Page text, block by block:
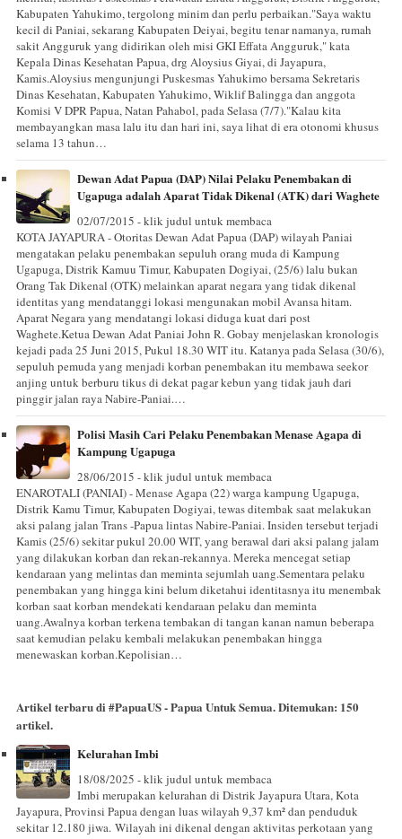
Kabupaten Yahukimo, tergolong minim dan perlu perbaikan."Saya waktu
kecil di Paniai, sekarang Kabupaten Deiyai, begitu tenar namanya, rumah
sakit Angguruk yang didirikan oleh misi GKI Effata Angguruk," kata
Kepala Dinas Kesehatan Papua, drg Aloysius Giyai, di Jayapura,
Kamis.Aloysius mengunjungi Puskesmas Yahukimo bersama Sekretaris
Dinas Kesehatan, Kabupaten Yahukimo, Wiklif Balingga dan anggota
Komisi V DPR Papua, Natan Pahabol, pada Selasa (7/7)."Kalau kita
membayangkan masa lalu itu dan hari ini, saya lihat di era otonomi khusus
selama 13 tahun…
Dewan Adat Papua (DAP) Nilai Pelaku Penembakan di
Ugapuga adalah Aparat Tidak Dikenal (ATK) dari Waghete
02/07/2015 - klik judul untuk membaca
KOTA JAYAPURA - Otoritas Dewan Adat Papua (DAP) wilayah Paniai
mengatakan pelaku penembakan sepuluh orang muda di Kampung
Ugapuga, Distrik Kamuu Timur, Kabupaten Dogiyai, (25/6) lalu bukan
Orang Tak Dikenal (OTK) melainkan aparat negara yang tidak dikenal
identitas yang mendatanggi lokasi mengunakan mobil Avansa hitam.
Aparat Negara yang mendatangi lokasi diduga kuat dari post
Waghete.Ketua Dewan Adat Paniai John R. Gobay menjelaskan kronologis
kejadi pada 25 Juni 2015, Pukul 18.30 WIT itu. Katanya pada Selasa (30/6),
sepuluh pemuda yang menjadi korban penembakan itu membawa seekor
anjing untuk berburu tikus di dekat pagar kebun yang tidak jauh dari
pinggir jalan raya Nabire-Paniai.…
Polisi Masih Cari Pelaku Penembakan Menase Agapa di
Kampung Ugapuga
28/06/2015 - klik judul untuk membaca
ENAROTALI (PANIAI) - Menase Agapa (22) warga kampung Ugapuga,
Distrik Kamu Timur, Kabupaten Dogiyai, tewas ditembak saat melakukan
aksi palang jalan Trans -Papua lintas Nabire-Paniai. Insiden tersebut terjadi
Kamis (25/6) sekitar pukul 20.00 WIT, yang berawal dari aksi palang jalam
yang dilakukan korban dan rekan-rekannya. Mereka mencegat setiap
kendaraan yang melintas dan meminta sejumlah uang.Sementara pelaku
penembakan yang hingga kini belum diketahui identitasnya itu menembak
korban saat korban mendekati kendaraan pelaku dan meminta
uang.Awalnya korban terkena tembakan di tangan kanan namun beberapa
saat kemudian pelaku kembali melakukan penembakan hingga
menewaskan korban.Kepolisian…
Artikel terbaru di #PapuaUS - Papua Untuk Semua. Ditemukan: 150
artikel.
Kelurahan Imbi
18/08/2025 - klik judul untuk membaca
Imbi merupakan kelurahan di Distrik Jayapura Utara, Kota
Jayapura, Provinsi Papua dengan luas wilayah 9,37 km² dan penduduk
sekitar 12.180 jiwa. Wilayah ini dikenal dengan aktivitas perkotaan yang